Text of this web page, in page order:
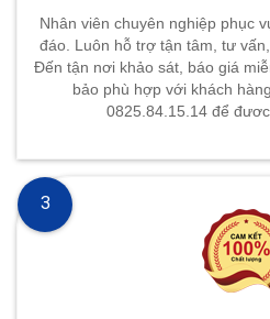
Nhân viên chuyên nghiệp phục
đáo. Luôn hỗ trợ tận tâm, tư
Đến tận nơi khảo sát, báo giá
bảo phù hợp với khách
0825.84.15.14 để
3